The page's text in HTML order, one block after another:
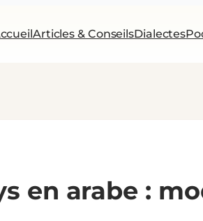
Articles & ConseilsDialectes
en arabe :